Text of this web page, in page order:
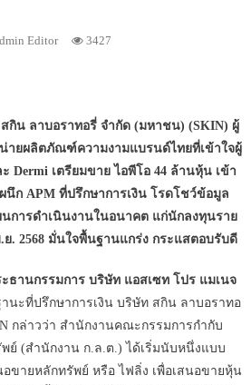
Editor 3427
กิน ลาบอราทอรี่ จํากัด (มหาชน) (SKIN) ผู้
ายผลิตภัณฑ์ความงามแบรนด์ไทยที่เข้าใจผู้
Dermi เตรียมขาย ไอพีโอ 44 ล้านหุ้น เข้า
นึก APM ที่ปรึกษาการเงิน โรดโชว์ข้อมูล
นการดำเนินงานในอนาคต แก่นักลงทุนราย
ย. 2568 มั่นใจพื้นฐานแกร่ง กระแสตอบรับดี
านกรรมการ บริษัท แอสเซท โปร แมเนจ
นะที่ปรึกษาการเงิน บริษัท สกิน ลาบอราทอ
กล่าวว่า สำนักงานคณะกรรมการกำกับ
ย์ (สำนักงาน ก.ล.ต.) ได้เริ่มนับหนึ่งแบบ
ขายหลักทรัพย์ หรือ ไฟลิ่ง เพื่อเสนอขายหุ้น